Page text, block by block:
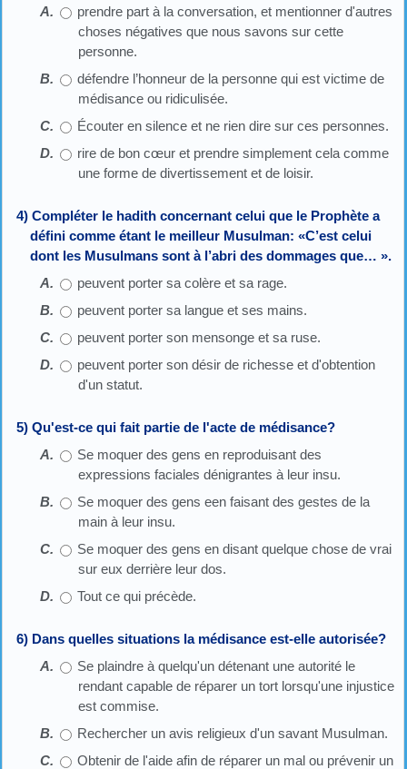
prendre part à la conversation, et mentionner d'autres
choses négatives que nous savons sur cette
personne.
défendre l’honneur de la personne qui est victime de
médisance ou ridiculisée.
Écouter en silence et ne rien dire sur ces personnes.
rire de bon cœur et prendre simplement cela comme
une forme de divertissement et de loisir.
4) Compléter le hadith concernant celui que le Prophète a
défini comme étant le meilleur Musulman: «C’est celui
dont les Musulmans sont à l’abri des dommages que… ».
peuvent porter sa colère et sa rage.
peuvent porter sa langue et ses mains.
peuvent porter son mensonge et sa ruse.
peuvent porter son désir de richesse et d'obtention
d'un statut.
5) Qu'est-ce qui fait partie de l'acte de médisance?
Se moquer des gens en reproduisant des
expressions faciales dénigrantes à leur insu.
Se moquer des gens een faisant des gestes de la
main à leur insu.
Se moquer des gens en disant quelque chose de vrai
sur eux derrière leur dos.
Tout ce qui précède.
6) Dans quelles situations la médisance est-elle autorisée?
Se plaindre à quelqu'un détenant une autorité le
rendant capable de réparer un tort lorsqu'une injustice
est commise.
Rechercher un avis religieux d'un savant Musulman.
Obtenir de l'aide afin de réparer un mal ou prévenir un